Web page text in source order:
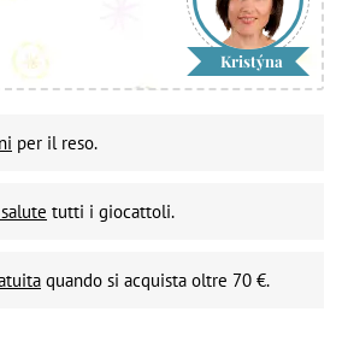
Kristýna
per il reso.
tutti i giocattoli.
quando si acquista oltre 70 €.